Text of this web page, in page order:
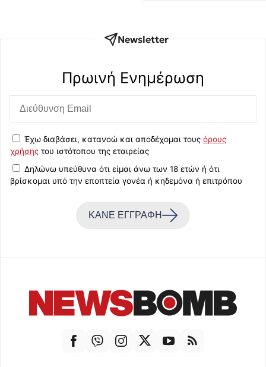
Newsletter
Πρωινή Eνημέρωση
Έχω διαβάσει, κατανοώ και αποδέχομαι τους όρους
χρήσης του ιστότοπου της εταιρείας
Δηλώνω υπεύθυνα ότι είμαι άνω των 18 ετών ή ότι
βρίσκομαι υπό την εποπτεία γονέα ή κηδεμόνα ή επιτρόπου
ΚΑΝΕ ΕΓΓΡΑΦΗ